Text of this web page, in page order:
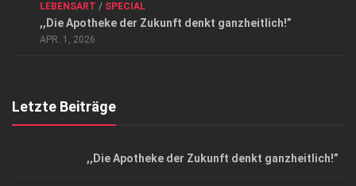
Datenschutzerklärung
Top Magazin Dresden / Ostsachsen
LEBENSART / SPECIAL
,,Die Apotheke der Zukunft denkt ganzheitlich!”
APR. 1, 2026
Letzte Beiträge
,,Die Apotheke der Zukunft denkt ganzheitlich!”